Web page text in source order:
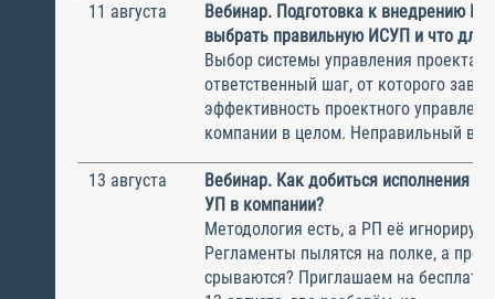
11 августа
Вебинар. Подготовка к внедрению
выбрать правильную ИСУП и что для
Выбор системы управления
ответственный шаг, от которого
эффективность проектного
компании в целом. Неправильный
13 августа
Вебинар. Как добиться исполнения
УП в компании?
Методология есть, а РП её
Регламенты пылятся на полке, а
срываются? Приглашаем на